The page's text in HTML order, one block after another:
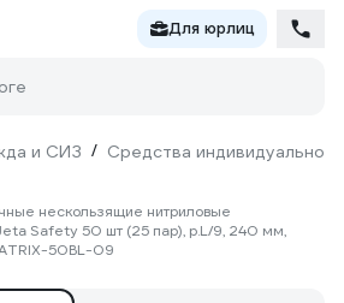
Для юрлиц
и СИЗ / Средства индивидуальной
нескользящие нитриловые
Safety 50 шт (25 пар), р.L/9, 240 мм,
50BL-09